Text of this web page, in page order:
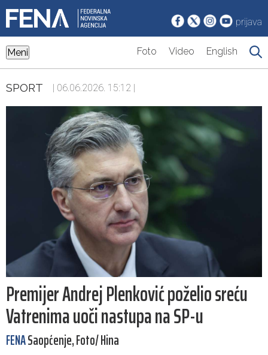
prijava
Meni Foto Video English
SPORT | 06.06.2026. 15:12 |
Premijer Andrej Plenković poželio sreću
Vatrenima uoči nastupa na SP-u
FENASaopćenje, Foto/ Hina